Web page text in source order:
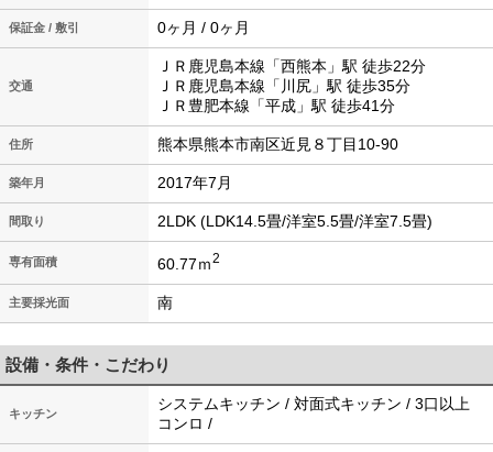
保証金 / 敷引 0ヶ月 / 0ヶ月
交通
ＪＲ鹿児島本線「西熊本」駅 徒歩22分
ＪＲ鹿児島本線「川尻」駅 徒歩35分
ＪＲ豊肥本線「平成」駅 徒歩41分
住所 熊本県熊本市南区近見８丁目10-90
築年月 2017年7月
間取り 2LDK (LDK14.5畳/洋室5.5畳/洋室7.5畳)
専有面積 60.77ｍ2
主要採光面 南
設備・条件・こだわり
キッチン
システムキッチン / 対面式キッチン / 3口以上
コンロ /